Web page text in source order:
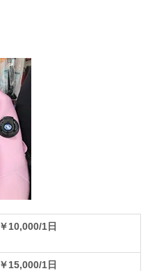
￥10,000/1日
￥15,000/1日